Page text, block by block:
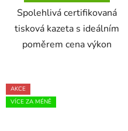
Spolehlivá certifikovaná
tisková kazeta s ideálním
poměrem cena výkon
AKCE
VÍCE ZA MÉNĚ